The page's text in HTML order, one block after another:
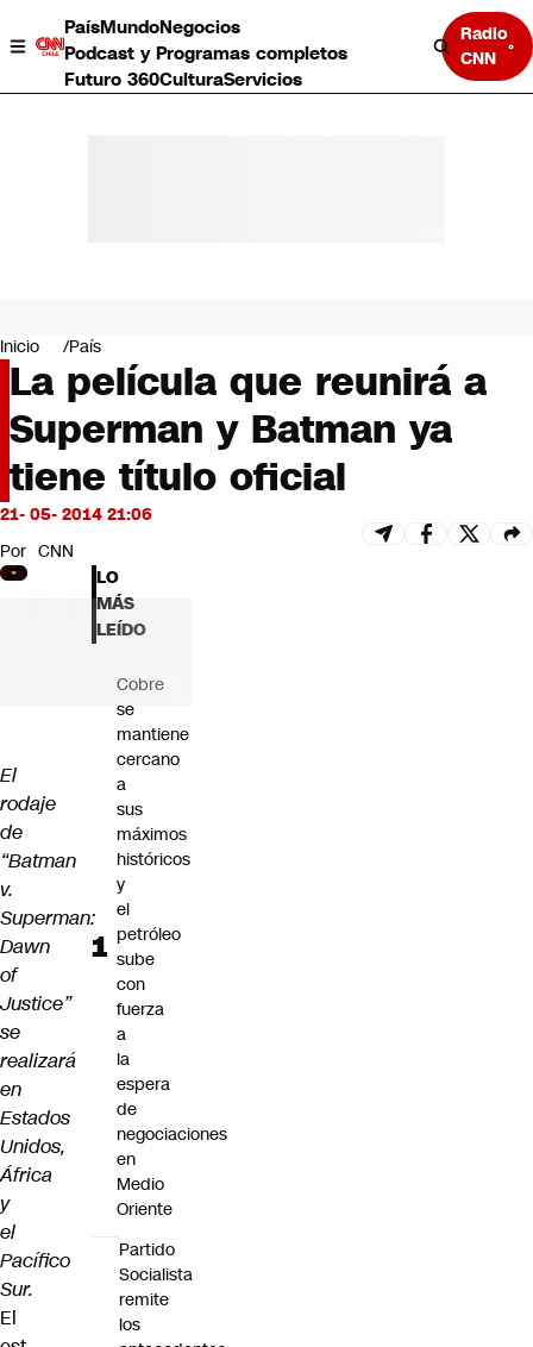
PaísMundoNegocios
Podcast y Programas completos
Futuro 360CulturaServicios
Radio
CNN
Negocios
Deportes
Programas completos
Cultura
Servicios
Bits
CNN tiempo
Futuro 360
Opinión
Inicio País
La película que reunirá a
Superman y Batman ya
tiene título oficial
21- 05- 2014 21:06
Por CNN
El
rodaje
de
“Batman
v.
Superman:
Dawn
of
Justice”
se
realizará
en
Estados
Unidos,
África
y
el
Pacífico
Sur.
El
LO
MÁS
LEÍDO
Cobre
se
mantiene
cercano
a
sus
máximos
históricos
y
el
petróleo
sube
con
fuerza
a
la
espera
de
negociaciones
en
Medio
Oriente
Partido
Socialista
remite
los